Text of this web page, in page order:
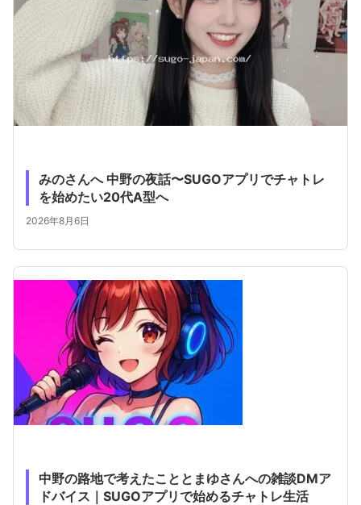
みのさんへ 中野の夜話〜SUGOアプリでチャトレ
を始めたい20代A型へ
2026年8月6日
中野の路地で考えたこととまゆさんへの雑談DMア
ドバイス｜SUGOアプリで始めるチャトレ生活